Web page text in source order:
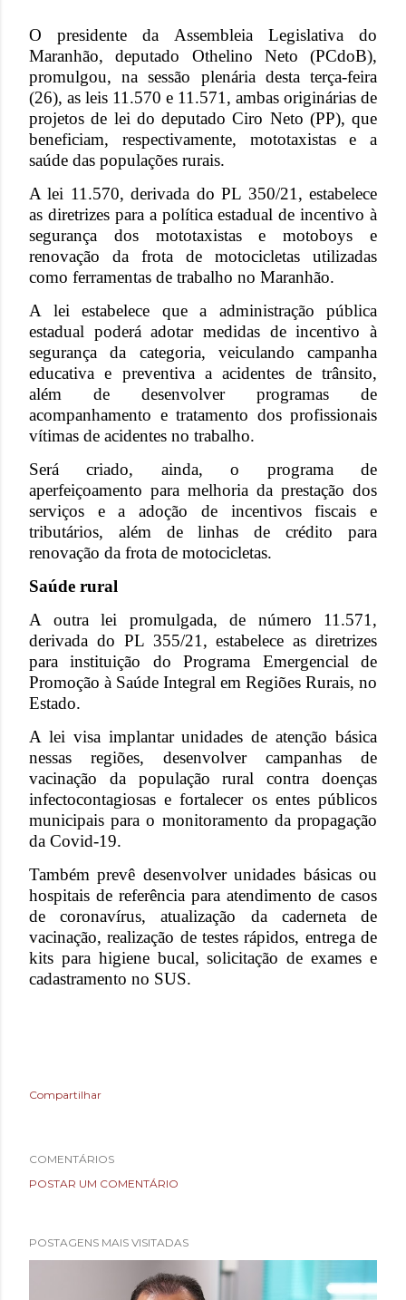
O presidente da Assembleia Legislativa do
Maranhão, deputado Othelino Neto (PCdoB),
promulgou, na sessão plenária desta terça-feira
(26), as leis 11.570 e 11.571, ambas originárias de
projetos de lei do deputado Ciro Neto (PP), que
beneficiam, respectivamente, mototaxistas e a
saúde das populações rurais.
A lei 11.570, derivada do PL 350/21, estabelece
as diretrizes para a política estadual de incentivo à
segurança dos mototaxistas e motoboys e
renovação da frota de motocicletas utilizadas
como ferramentas de trabalho no Maranhão.
A lei estabelece que a administração pública
estadual poderá adotar medidas de incentivo à
segurança da categoria, veiculando campanha
educativa e preventiva a acidentes de trânsito,
além de desenvolver programas de
acompanhamento e tratamento dos profissionais
vítimas de acidentes no trabalho.
Será criado, ainda, o programa de
aperfeiçoamento para melhoria da prestação dos
serviços e a adoção de incentivos fiscais e
tributários, além de linhas de crédito para
renovação da frota de motocicletas.
Saúde rural
A outra lei promulgada, de número 11.571,
derivada do PL 355/21, estabelece as diretrizes
para instituição do Programa Emergencial de
Promoção à Saúde Integral em Regiões Rurais, no
Estado.
A lei visa implantar unidades de atenção básica
nessas regiões, desenvolver campanhas de
vacinação da população rural contra doenças
infectocontagiosas e fortalecer os entes públicos
municipais para o monitoramento da propagação
da Covid-19.
Também prevê desenvolver unidades básicas ou
hospitais de referência para atendimento de casos
de coronavírus, atualização da caderneta de
vacinação, realização de testes rápidos, entrega de
kits para higiene bucal, solicitação de exames e
cadastramento no SUS.
Compartilhar
COMENTÁRIOS
POSTAR UM COMENTÁRIO
POSTAGENS MAIS VISITADAS